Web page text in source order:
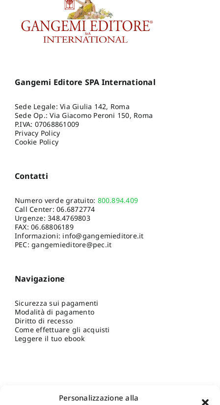
Personalizzazione alla
Gangemi Editore SPA International
Sede Legale: Via Giulia 142, Roma
Sede Op.: Via Giacomo Peroni 150, Roma
P.IVA: 07068861009
Privacy Policy
Cookie Policy
Contatti
Numero verde gratuito: 800.894.409
Call Center:06.6872774
Urgenze:348.4769803
FAX: 06.68806189
Informazioni: info@gangemieditore.it
PEC: gangemieditore@pec.it
Navigazione
Sicurezza sui pagamenti
Modalità di pagamento
Diritto di recesso
Come effettuare gli acquisti
Leggere il tuo ebook